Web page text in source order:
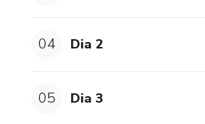
04 Dia 2
05 Dia 3